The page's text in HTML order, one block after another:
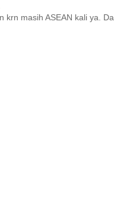
krn masih ASEAN kali ya.